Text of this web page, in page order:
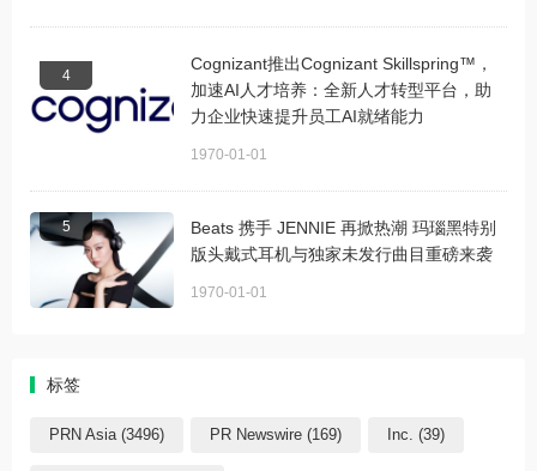
4
Cognizant推出Cognizant Skillspring™，
加速AI人才培养：全新人才转型平台，助
力企业快速提升员工AI就绪能力
1970-01-01
5
Beats 携手 JENNIE 再掀热潮 玛瑙黑特别
版头戴式耳机与独家未发行曲目重磅来袭
1970-01-01
标签
PRN Asia (3496) PR Newswire (169) Inc. (39)